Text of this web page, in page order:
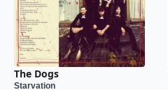
The Dogs
Starvation